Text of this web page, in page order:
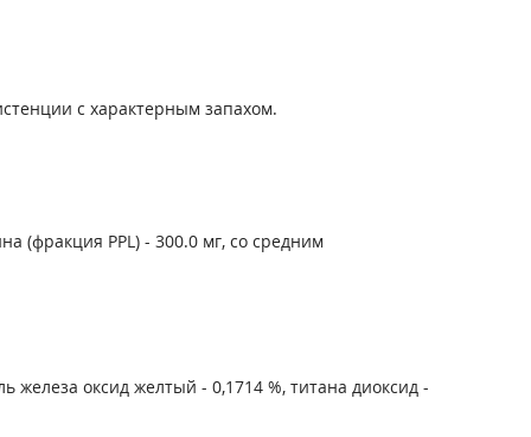
с характерным запахом.
(фракция PPL) - 300.0 мг, со средним
железа оксид желтый - 0,1714 %, титана диоксид -